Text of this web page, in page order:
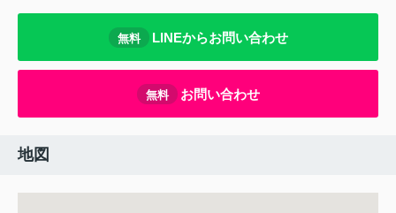
無料 LINEからお問い合わせ
無料 お問い合わせ
地図